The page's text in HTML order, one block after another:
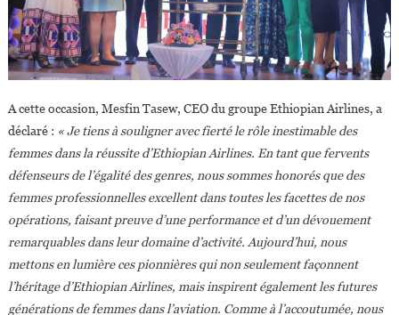
A cette occasion, Mesfin Tasew, CEO du groupe Ethiopian Airlines, a
déclaré : « Je tiens à souligner avec fierté le rôle inestimable des
femmes dans la réussite d’Ethiopian Airlines. En tant que fervents
défenseurs de l’égalité des genres, nous sommes honorés que des
femmes professionnelles excellent dans toutes les facettes de nos
opérations, faisant preuve d’une performance et d’un dévouement
remarquables dans leur domaine d’activité. Aujourd’hui, nous
mettons en lumière ces pionnières qui non seulement façonnent
l’héritage d’Ethiopian Airlines, mais inspirent également les futures
générations de femmes dans l’aviation. Comme à l’accoutumée, nous